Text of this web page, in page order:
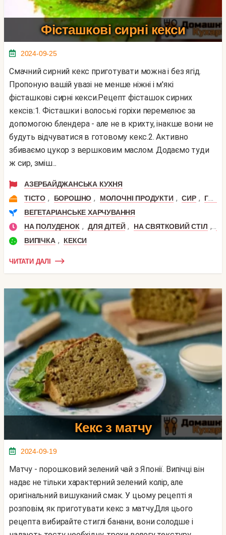
Фісташкові сирні кекси
2024-09-25
Смачний сирний кекс приготувати можна і без ягід.
Пропоную вашій увазі не менше ніжні і м'які
фісташкові сирні кекси.Рецепт фісташок сирних
кексів:1. Фісташки і волоські горіхи перемелює за
допомогою блендера - але не в крихту, інакше вони не
будуть відчуватися в готовому кекс.2. Активно
збиваємо цукор з вершковим маслом. Додаємо туди
ж сир, зміш...
АЗЕРБАЙДЖАНСЬКА КУХНЯ
ТІСТО , БОРОШНО , МОЛОЧНІ ПРОДУКТИ , СИР ,
ГОРІХИ
ВЕГЕТАРІАНСЬКЕ ХАРЧУВАННЯ
НА ПОЛУДЕНОК , ДЛЯ ДІТЕЙ , НА СВЯТКОВИЙ СТІЛ ,
ВИПІЧКА , КЕКСИ
ЧИТАТИ ДАЛІ
Кекс з матчу
2024-09-19
Матчу - порошковий зелений чай з Японії. Випічці він
надає не тільки характерний зелений колір, але
оригінальний вишуканий смак. У цьому рецепті я
розповім, як приготувати кекс з матчу.Для цього
рецепта вибирайте стиглі банани, вони солодше і